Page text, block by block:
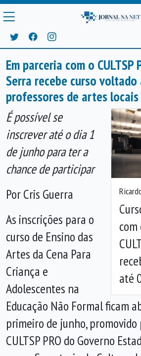
Em parceria com o CULTSP
Serra recebe curso voltado
professores de artes locais
até
É possível se
inscrever até o dia 1
de junho para ter a
chance de participar
Por Cris Guerra
As inscrições para o
curso de Ensino das
Artes da Cena Para
Criança e
Adolescentes na
Educação Não Formal ficam
primeiro de junho,
CULTSP PRO do Governo